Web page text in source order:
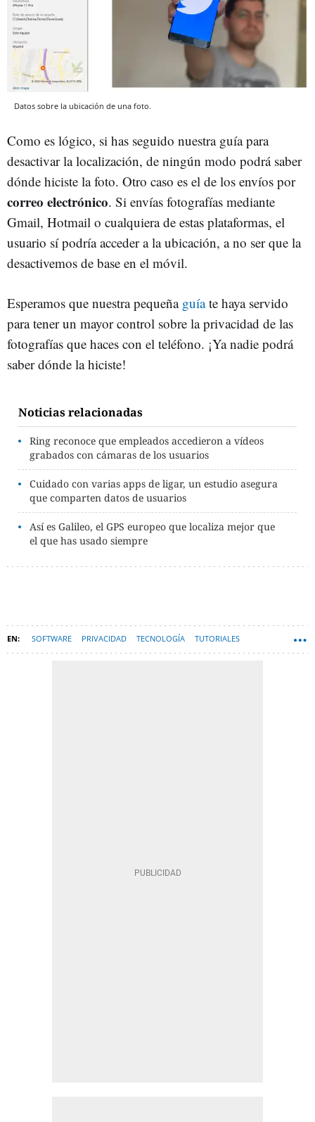
Datos sobre la ubicación de una foto.
Como es lógico, si has seguido nuestra guía para
desactivar la localización, de ningún modo podrá saber
dónde hiciste la foto. Otro caso es el de los envíos por
correo electrónico. Si envías fotografías mediante
Gmail, Hotmail o cualquiera de estas plataformas, el
usuario sí podría acceder a la ubicación, a no ser que la
desactivemos de base en el móvil.
Esperamos que nuestra pequeña guíate haya servido
para tener un mayor control sobre la privacidad de las
fotografías que haces con el teléfono. ¡Ya nadie podrá
saber dónde la hiciste!
Noticias relacionadas
Ring reconoce que empleados accedieron a vídeos
grabados con cámaras de los usuarios
Cuidado con varias apps de ligar, un estudio asegura
que comparten datos de usuarios
Así es Galileo, el GPS europeo que localiza mejor que
el que has usado siempre
SOFTWARE PRIVACIDAD TECNOLOGÍA TUTORIALES